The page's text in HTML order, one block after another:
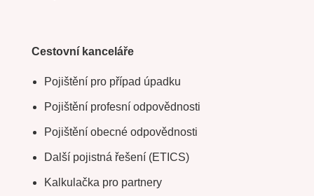
Cestovní kanceláře
Pojištění pro případ úpadku
Pojištění profesní odpovědnosti
Pojištění obecné odpovědnosti
Další pojistná řešení (ETICS)
Kalkulačka pro partnery